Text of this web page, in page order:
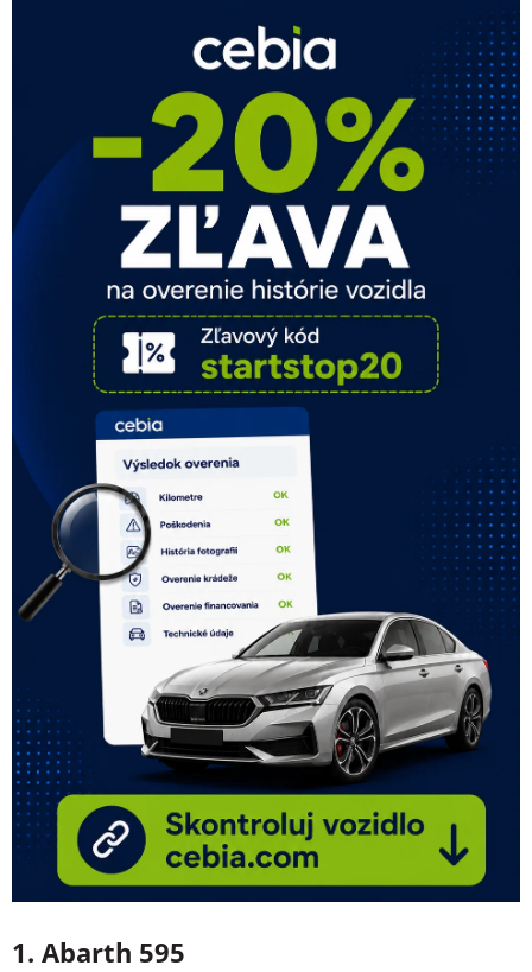
1. Abarth 595